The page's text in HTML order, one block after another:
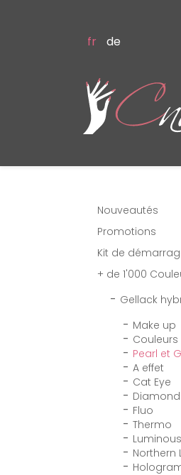
fr de
Nouveautés
Promotions
Kit de
+ de 1'000
Gellack
Make up
Couleurs
Pearl et
A effet
Cat Eye
Diamond
Fluo
Thermo
Luminous
Northern